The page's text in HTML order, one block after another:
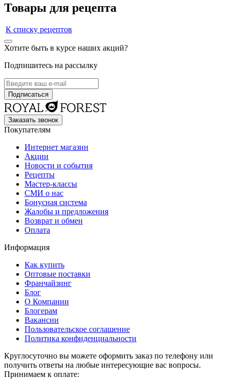
Товары для рецепта
К списку рецептов
Хотите быть в курсе наших акций?
Подпишитесь на рассылку
Заказать звонок
Покупателям
Интернет магазин
Акции
Новости и события
Рецепты
Мастер-классы
СМИ о нас
Бонусная система
Жалобы и предложения
Возврат и обмен
Оплата
Информация
Как купить
Оптовые поставки
Франчайзинг
Блог
О Компании
Блогерам
Вакансии
Пользовательское соглашение
Политика конфиденциальности
Круглосуточно вы можете оформить заказ по телефону или
получить ответы на любые интересующие вас вопросы.
Принимаем к оплате: